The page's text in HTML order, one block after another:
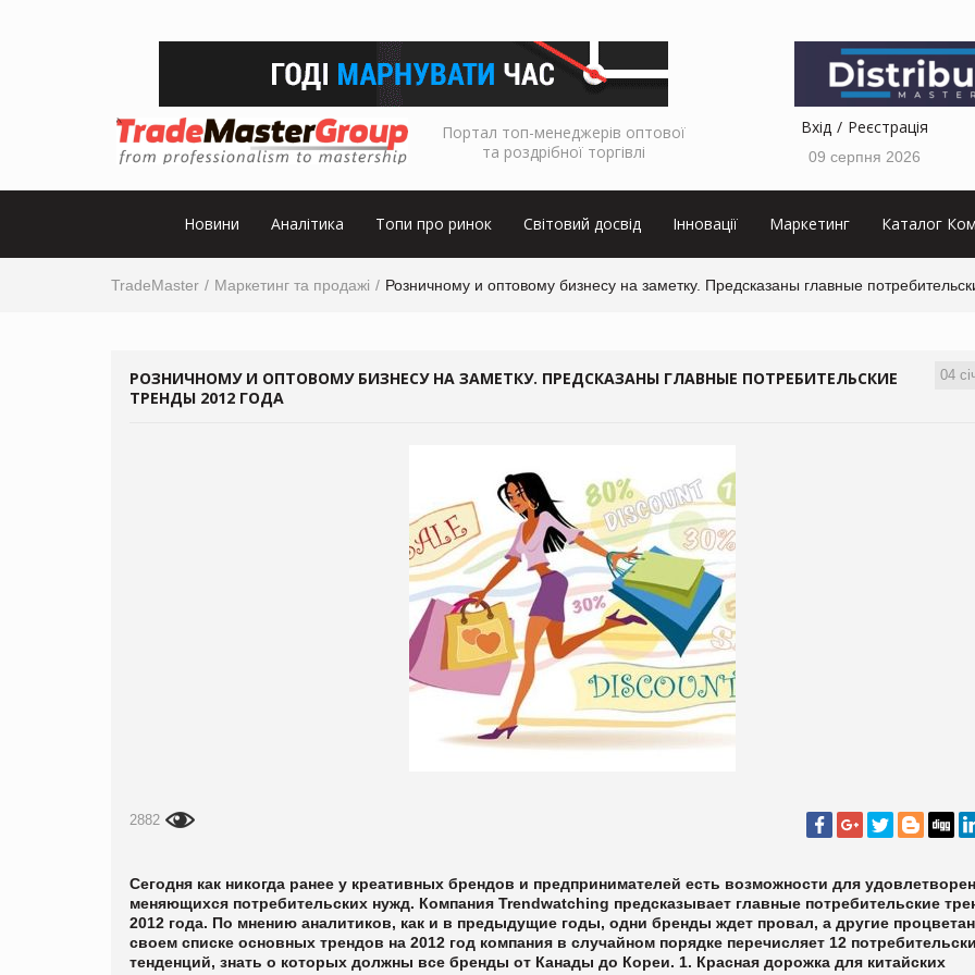
Портал топ-менеджерів оптової
та роздрібної торгівлі
Вхід Реєстрація
09 серпня 2026
Новини Аналітика Топи про ринок Світовий досвід Інновації Маркетинг Каталог
TradeMaster Маркетинг та продажі Розничному и оптовому бизнесу на заметку. Предсказаны главные
04
РОЗНИЧНОМУ И ОПТОВОМУ БИЗНЕСУ НА ЗАМЕТКУ. ПРЕДСКАЗАНЫ ГЛАВНЫЕ ПОТРЕБИТЕЛЬСКИЕ
ТРЕНДЫ 2012 ГОДА
2882
Сегодня как никогда ранее у креативных брендов и предпринимателей есть возможности для
меняющихся потребительских нужд. Компания Trendwatching предсказывает главные потребительские
2012 года. По мнению аналитиков, как и в предыдущие годы, одни бренды ждет провал, а другие
своем списке основных трендов на 2012 год компания в случайном порядке перечисляет 12
тенденций, знать о которых должны все бренды от Канады до Кореи. 1. Красная дорожка для китайских